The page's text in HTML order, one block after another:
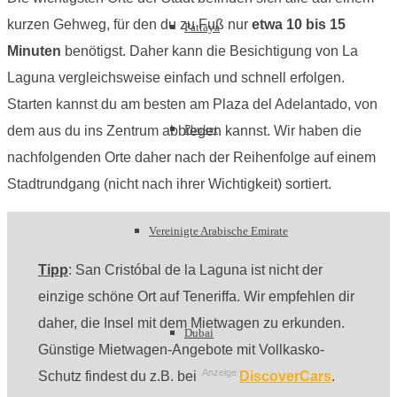
Pattaya
Phuket
Vereinigte Arabische Emirate
Dubai
kurzen Gehweg, für den du zu Fuß nur etwa 10 bis 15
Minuten benötigst. Daher kann die Besichtigung von La
Laguna vergleichsweise einfach und schnell erfolgen.
Starten kannst du am besten am Plaza del Adelantado, von
dem aus du ins Zentrum abbiegen kannst. Wir haben die
nachfolgenden Orte daher nach der Reihenfolge auf einem
Stadtrundgang (nicht nach ihrer Wichtigkeit) sortiert.
Tipp: San Cristóbal de la Laguna ist nicht der
einzige schöne Ort auf Teneriffa. Wir empfehlen dir
daher, die Insel mit dem Mietwagen zu erkunden.
Günstige Mietwagen-Angebote mit Vollkasko-
Schutz findest du z.B. bei
Anzeige DiscoverCars.